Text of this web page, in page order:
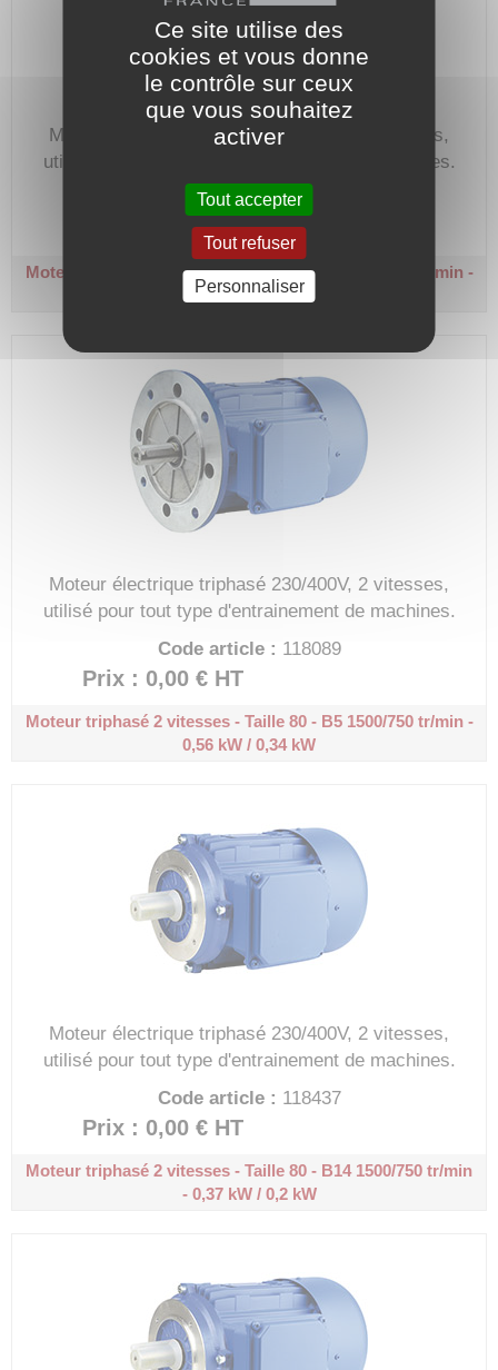
Moteur électrique triphasé 230/400V, 2 vitesses,
utilisé pour tout type d'entrainement de machines.
Code article :118070
Prix : 0,00 €HT
Moteur triphasé 2 vitesses - Taille 80 - B5
1500/750 tr/min -
0,37 kW / 0,2 kW
Moteur électrique triphasé 230/400V, 2 vitesses,
utilisé pour tout type d'entrainement de machines.
Code article : 118089
Prix : 0,00 € HT
Moteur triphasé 2 vitesses - Taille 80 - B51500/750 tr/min -
0,56 kW / 0,34 kW
Moteur électrique triphasé 230/400V, 2 vitesses,
utilisé pour tout type d'entrainement de machines.
Code article : 118437
Prix : 0,00 € HT
Moteur triphasé 2 vitesses - Taille 80 - B141500/750 tr/min
- 0,37 kW / 0,2 kW
Ce site utilise des
cookies et vous donne
le contrôle sur ceux
que vous souhaitez
activer
Tout accepter
Tout refuser
Personnaliser